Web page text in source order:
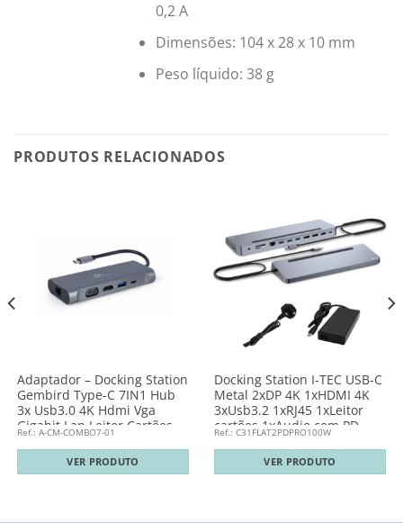
0,2 A
Dimensões: 104 x 28 x 10 mm
Peso líquido: 38 g
PRODUTOS RELACIONADOS
Adaptador – Docking Station
Gembird Type-C 7IN1 Hub
3x Usb3.0 4K Hdmi Vga
Gigabit Lan Leitor Cartões
Audio Type-C PD
Ref.: A-CM-COMBO7-01
VER PRODUTO
Docking Station I-TEC USB-C
Metal 2xDP 4K 1xHDMI 4K
3xUsb3.2 1xRJ45 1xLeitor
cartões 1xAudio com PD
inclui carregador 100 W
inclui carregador
Ref.: C31FLAT2PDPRO100W
VER PRODUTO